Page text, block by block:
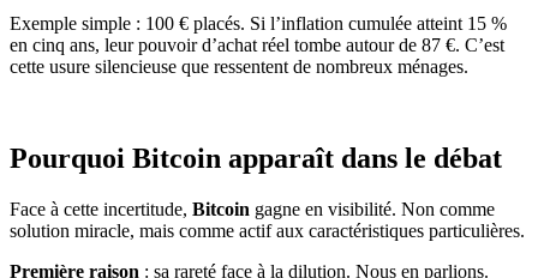
Exemple simple : 100 € placés. Si l’inflation cumulée atteint 15 %
en cinq ans, leur pouvoir d’achat réel tombe autour de 87 €. C’est
cette usure silencieuse que ressentent de nombreux ménages.
Pourquoi Bitcoin apparaît dans le débat
Face à cette incertitude, Bitcoin gagne en visibilité. Non comme
solution miracle, mais comme actif aux caractéristiques particulières.
Première raison : sa rareté face à la dilution. Nous en parlions.